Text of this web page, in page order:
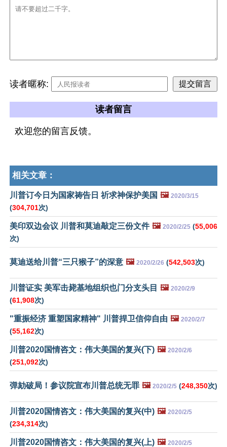
读者暱称:
读者留言
欢迎您的留言反馈。
相关文章：
川普订今日为国家祷告日 祈求神保护美国 🖼️ 2020/3/15
(304,701次)
美印双边会议 川普和莫迪敲定三份文件 🖼️ 2020/2/25 (55,006
次)
莫迪送给川普“三只猴子”的深意 🖼️ 2020/2/26 (542,503次)
川普证实 美军击毙基地组织也门分支头目 🖼️ 2020/2/9
(61,908次)
"重振经济 重塑国家精神" 川普捍卫信仰自由 🖼️ 2020/2/7
(55,162次)
川普2020国情咨文：伟大美国的复兴(下) 🖼️ 2020/2/6
(251,092次)
弹劾破局！参议院宣布川普总统无罪 🖼️ 2020/2/5 (248,350次)
川普2020国情咨文：伟大美国的复兴(中) 🖼️ 2020/2/5
(234,314次)
川普2020国情咨文：伟大美国的复兴(上) 🖼️ 2020/2/5